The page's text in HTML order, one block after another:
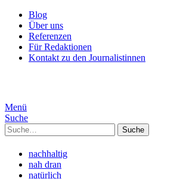
Blog
Über uns
Referenzen
Für Redaktionen
Kontakt zu den Journalistinnen
Menü
Suche
Suche
nachhaltig
nah dran
natürlich